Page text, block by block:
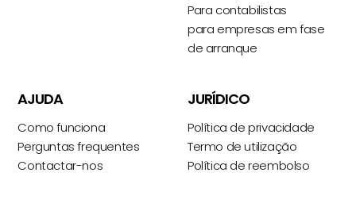
Para contabilistas
para empresas em fase
de arranque
AJUDA
Como funciona
Perguntas frequentes
Contactar-nos
JURÍDICO
Política de privacidade
Termo de utilização
Política de reembolso